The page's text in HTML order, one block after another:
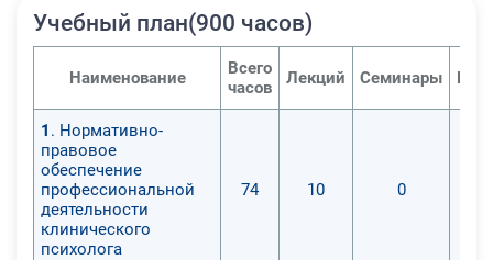
Учебный план(900 часов)
Наименование
Всего
часов
Лекций Семинары
1 . Нормативно-
правовое
обеспечение
профессиональной
деятельности
клинического
психолога
74 10 0